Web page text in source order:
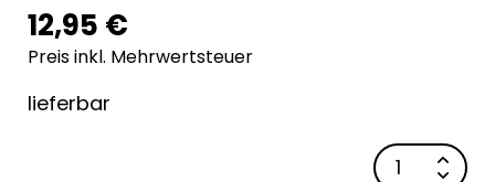
12,95 €
Preis inkl. Mehrwertsteuer
lieferbar